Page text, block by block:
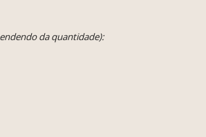
da quantidade):